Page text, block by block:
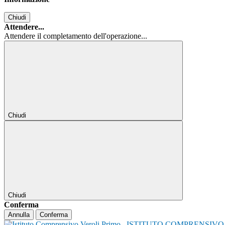
Chiudi
Attendere...
Attendere il completamento dell'operazione...
Chiudi
Chiudi
Conferma
Annulla Conferma